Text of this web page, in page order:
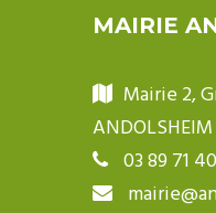
MAIRIE
Mairie 2,
ANDOLSHEIM
03 89 71